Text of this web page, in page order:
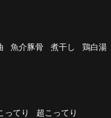
魚介豚骨 煮干し 鶏白湯
ってり 超こってり